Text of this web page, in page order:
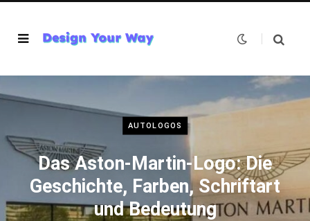
AUTOLOGOS
Das Aston-Martin-Logo: Die
Geschichte, Farben, Schriftart
und Bedeutung